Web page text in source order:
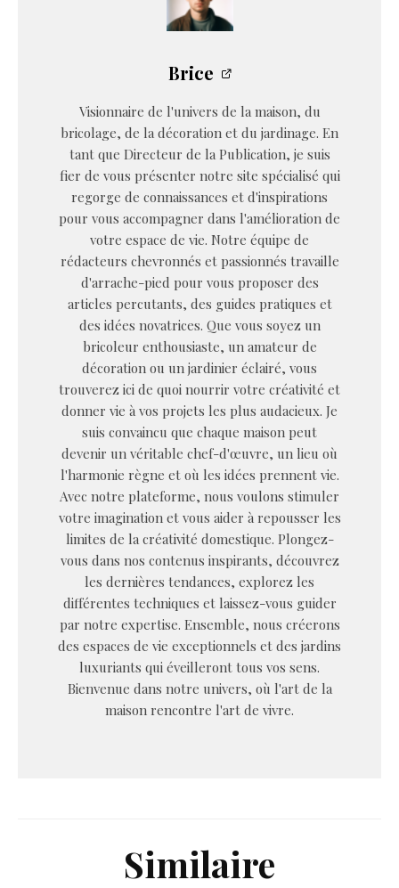
Brice
Visionnaire de l'univers de la maison, du
bricolage, de la décoration et du jardinage. En
tant que Directeur de la Publication, je suis
fier de vous présenter notre site spécialisé qui
regorge de connaissances et d'inspirations
pour vous accompagner dans l'amélioration de
votre espace de vie. Notre équipe de
rédacteurs chevronnés et passionnés travaille
d'arrache-pied pour vous proposer des
articles percutants, des guides pratiques et
des idées novatrices. Que vous soyez un
bricoleur enthousiaste, un amateur de
décoration ou un jardinier éclairé, vous
trouverez ici de quoi nourrir votre créativité et
donner vie à vos projets les plus audacieux. Je
suis convaincu que chaque maison peut
devenir un véritable chef-d'œuvre, un lieu où
l'harmonie règne et où les idées prennent vie.
Avec notre plateforme, nous voulons stimuler
votre imagination et vous aider à repousser les
limites de la créativité domestique. Plongez-
vous dans nos contenus inspirants, découvrez
les dernières tendances, explorez les
différentes techniques et laissez-vous guider
par notre expertise. Ensemble, nous créerons
des espaces de vie exceptionnels et des jardins
luxuriants qui éveilleront tous vos sens.
Bienvenue dans notre univers, où l'art de la
maison rencontre l'art de vivre.
Similaire